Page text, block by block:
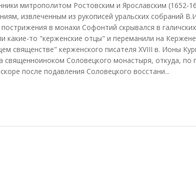
митрополитом Ростовским и Ярославским (1652-
извлеченным из рукописей уральских собраний
в монахи Софонтий скрывался в галичских
какие-то "керженские отцы" и переманили на
священстве" керженского писателя XVIII в. Ионы
священноиноком Соловецкого монастыря, откуда, по
после подавления Соловецкого восстани...